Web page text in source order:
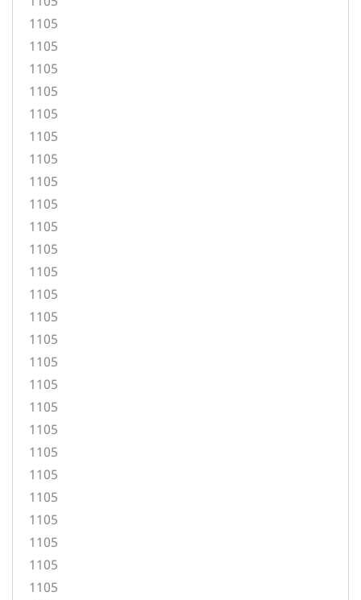
1105
1105
1105
1105
1105
1105
1105
1105
1105
1105
1105
1105
1105
1105
1105
1105
1105
1105
1105
1105
1105
1105
1105
1105
1105
1105